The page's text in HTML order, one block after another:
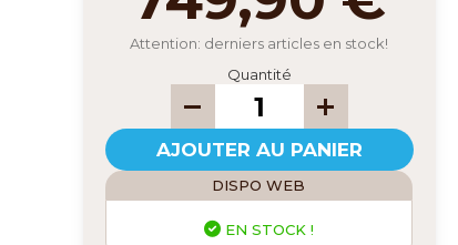
Attention: derniers articles en stock!
Quantité
AJOUTER AU PANIER
DISPO WEB
EN STOCK !